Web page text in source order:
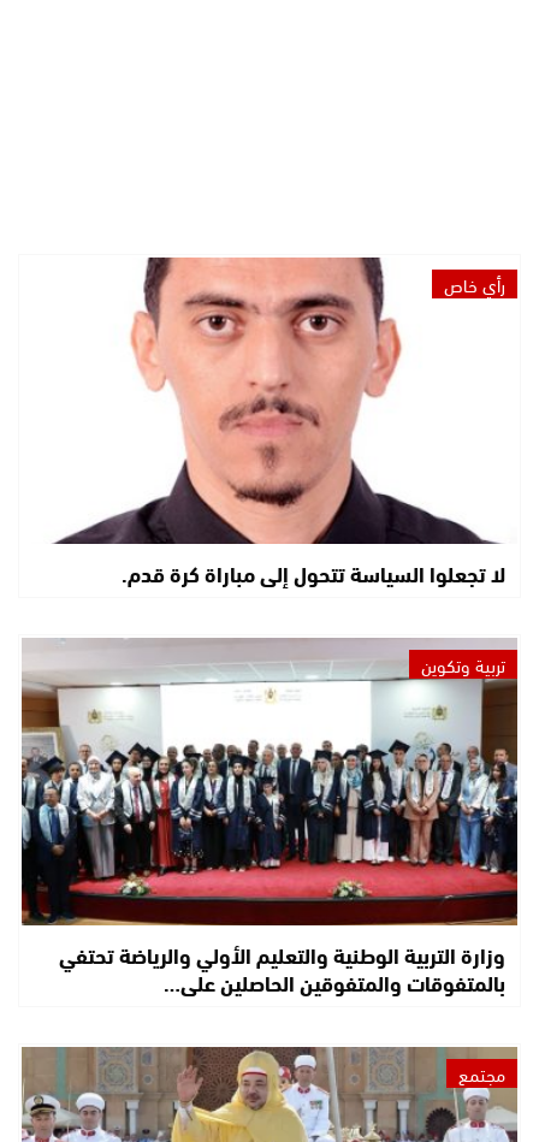
رأي خاص
لا تجعلوا السياسة تتحول إلى مباراة كرة قدم.
تربية وتكوين
وزارة التربية الوطنية والتعليم الأولي والرياضة تحتفي
بالمتفوقات والمتفوقين الحاصلين على…
مجتمع